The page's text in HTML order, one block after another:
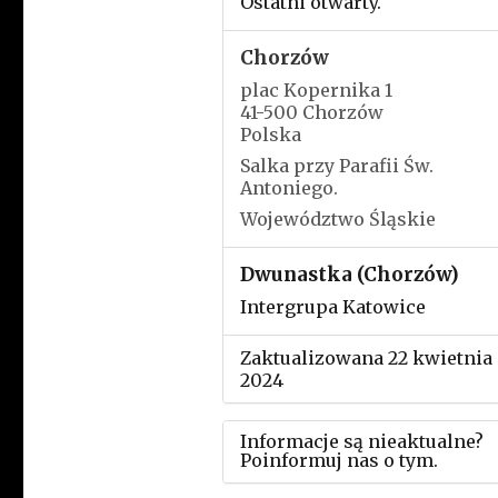
Chorzów
plac Kopernika 1
41-500 Chorzów
Polska
Salka przy Parafii Św.
Antoniego.
Województwo Śląskie
Dwunastka (Chorzów)
Intergrupa Katowice
Zaktualizowana 22 kwietnia
2024
Informacje są nieaktualne?
Poinformuj nas o tym.